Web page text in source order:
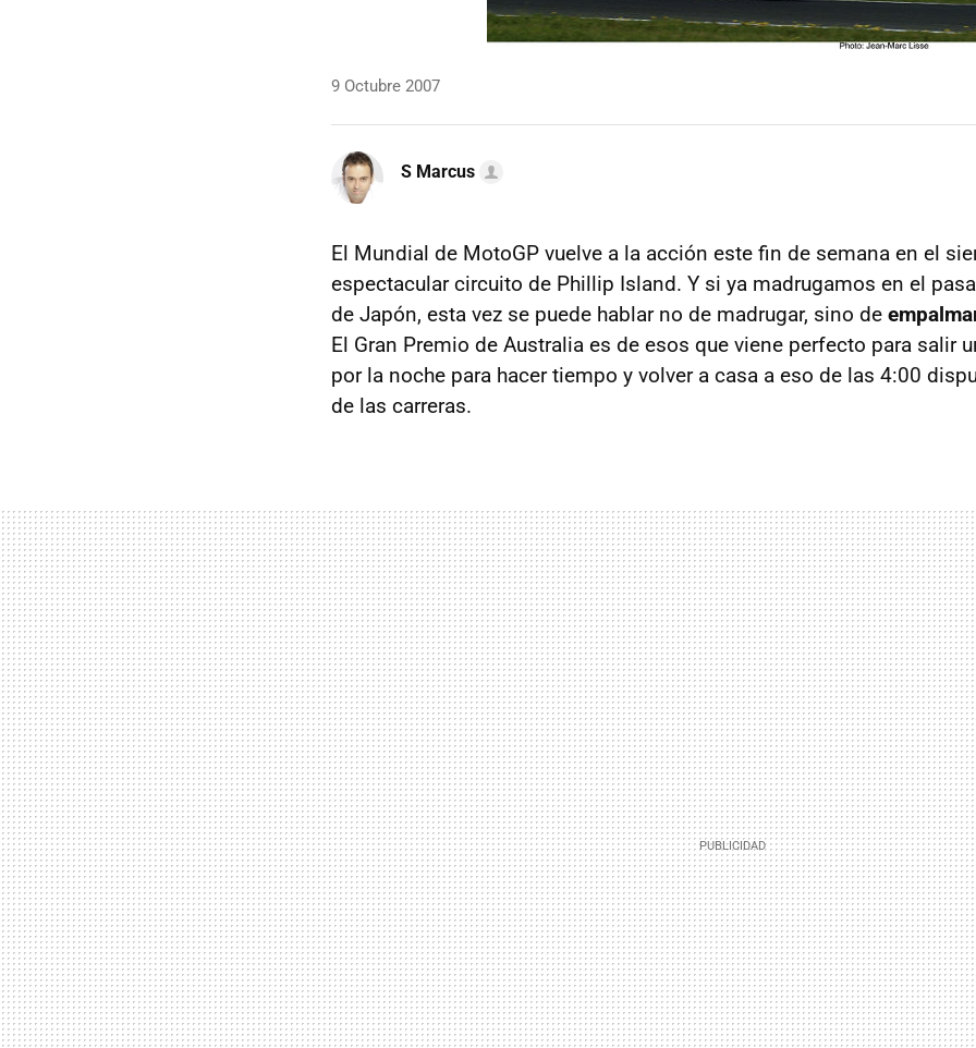
9 Octubre 2007
S Marcus
El Mundial de MotoGP vuelve a la acción este fin de semana en el
espectacular circuito de Phillip Island. Y si ya madrugamos en el
de Japón, esta vez se puede hablar no de madrugar, sino de
El Gran Premio de Australia es de esos que viene perfecto para salir
por la noche para hacer tiempo y volver a casa a eso de las 4:00
de las carreras.